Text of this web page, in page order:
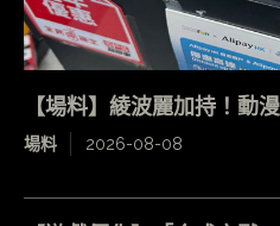
【場料】綾波麗加持！動
場料 2026-08-08